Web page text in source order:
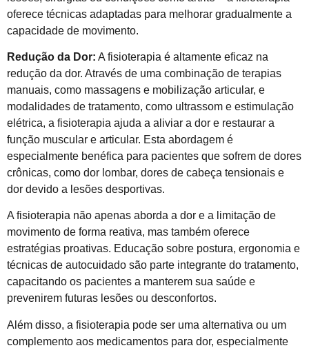
oferece técnicas adaptadas para melhorar gradualmente a
capacidade de movimento.
Redução da Dor: A fisioterapia é altamente eficaz na
redução da dor. Através de uma combinação de terapias
manuais, como massagens e mobilização articular, e
modalidades de tratamento, como ultrassom e estimulação
elétrica, a fisioterapia ajuda a aliviar a dor e restaurar a
função muscular e articular. Esta abordagem é
especialmente benéfica para pacientes que sofrem de dores
crônicas, como dor lombar, dores de cabeça tensionais e
dor devido a lesões desportivas.
A fisioterapia não apenas aborda a dor e a limitação de
movimento de forma reativa, mas também oferece
estratégias proativas. Educação sobre postura, ergonomia e
técnicas de autocuidado são parte integrante do tratamento,
capacitando os pacientes a manterem sua saúde e
prevenirem futuras lesões ou desconfortos.
Além disso, a fisioterapia pode ser uma alternativa ou um
complemento aos medicamentos para dor, especialmente